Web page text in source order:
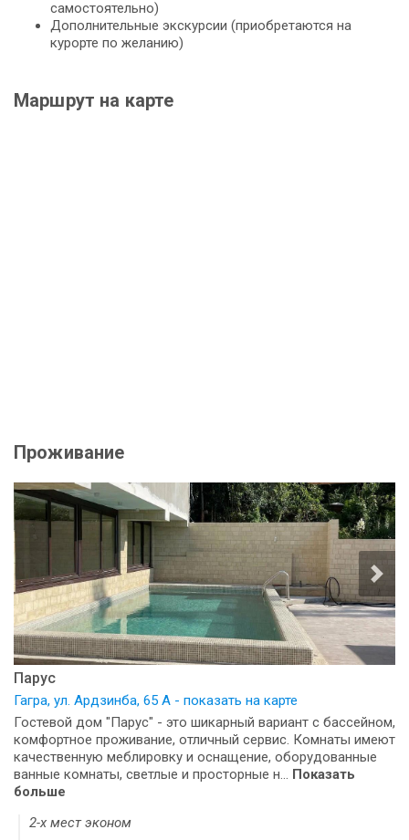
самостоятельно)
Дополнительные экскурсии (приобретаются на
курорте по желанию)
Маршрут на карте
Проживание
Парус
Гагра, ул. Ардзинба, 65 А - показать на карте
Гостевой дом "Парус" - это шикарный вариант с бассейном,
комфортное проживание, отличный сервис. Комнаты имеют
качественную меблировку и оснащение, оборудованные
ванные комнаты, светлые и просторные н... Показать
больше
2-х мест эконом